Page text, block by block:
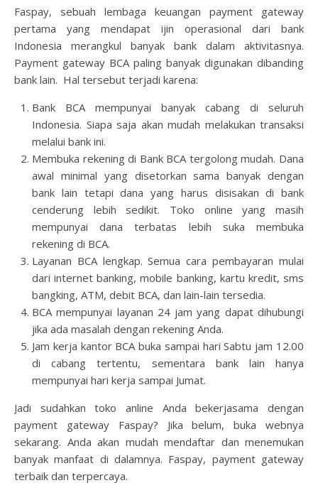
Faspay, sebuah lembaga keuangan payment gateway
pertama yang mendapat ijin operasional dari bank
Indonesia merangkul banyak bank dalam aktivitasnya.
Payment gateway BCA paling banyak digunakan dibanding
bank lain. Hal tersebut terjadi karena:
Bank BCA mempunyai banyak cabang di seluruh
Indonesia. Siapa saja akan mudah melakukan transaksi
melalui bank ini.
Membuka rekening di Bank BCA tergolong mudah. Dana
awal minimal yang disetorkan sama banyak dengan
bank lain tetapi dana yang harus disisakan di bank
cenderung lebih sedikit. Toko online yang masih
mempunyai dana terbatas lebih suka membuka
rekening di BCA.
Layanan BCA lengkap. Semua cara pembayaran mulai
dari internet banking, mobile banking, kartu kredit, sms
bangking, ATM, debit BCA, dan lain-lain tersedia.
BCA mempunyai layanan 24 jam yang dapat dihubungi
jika ada masalah dengan rekening Anda.
Jam kerja kantor BCA buka sampai hari Sabtu jam 12.00
di cabang tertentu, sementara bank lain hanya
mempunyai hari kerja sampai Jumat.
Jadi sudahkan toko anline Anda bekerjasama dengan
payment gateway Faspay? Jika belum, buka webnya
sekarang. Anda akan mudah mendaftar dan menemukan
banyak manfaat di dalamnya. Faspay, payment gateway
terbaik dan terpercaya.